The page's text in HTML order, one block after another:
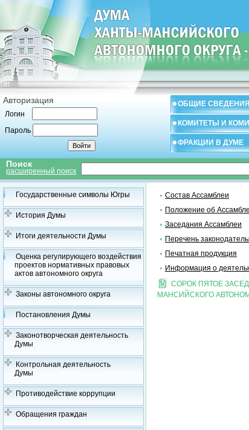
Авторизация
Логин
Пароль
ОБЩИЕ
КОМИТЕТЫ И
ФРАКЦИИ В ДУМЕ
Поиск
расширенный поиск
Государственные символы Югры
История Думы
Итоги деятельности Думы
Оценка регулирующего воздействия
проектов нормативных правовых
актов автономного округа
Законы автономного округа
Постановления Думы
Законотворческая деятельность
Думы
Контрольная деятельность
Думы
Противодействие коррупции
Обращения граждан
Состав Ассамблеи
Положение об
Заседания Ассамблеи
Перечень
Печатная продукция
Информация о
CОРОК ПЯТОЕ
МАНСИЙСКОГО